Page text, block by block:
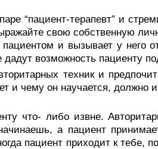
“пациент-терапевт” и
свою собственную
пациентом и вызывает у него
возможность пациенту
техник и
и чему он научается,
что- либо извне.
а па­циент
пациент приходит к тебе,